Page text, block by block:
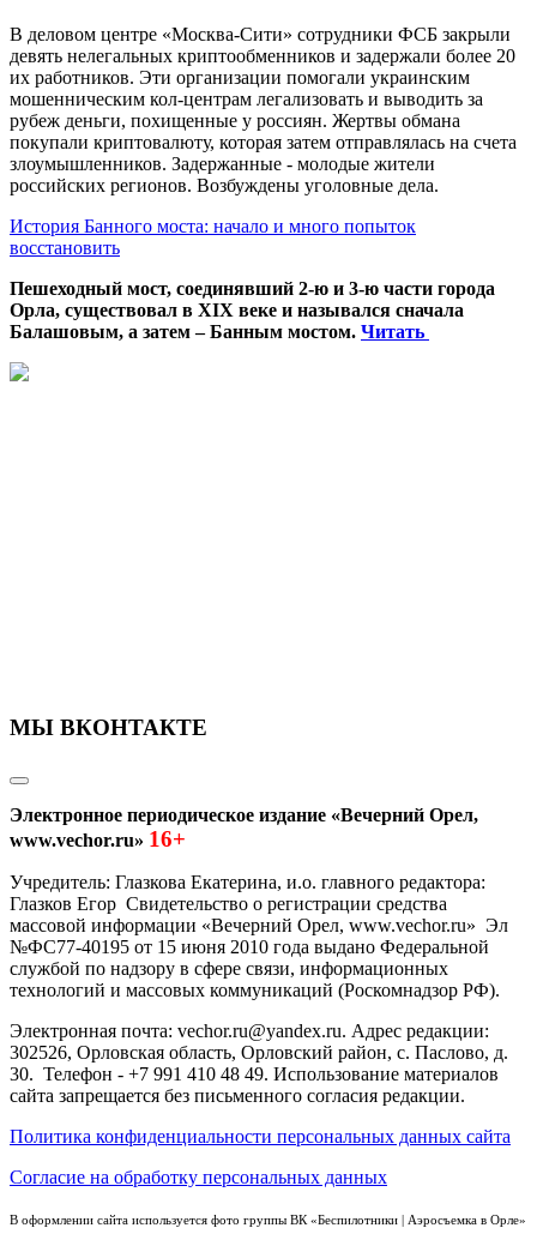
В деловом центре «Москва-Сити» сотрудники ФСБ закрыли
девять нелегальных криптообменников и задержали более 20
их работников. Эти организации помогали украинским
мошенническим кол-центрам легализовать и выводить за
рубеж деньги, похищенные у россиян. Жертвы обмана
покупали криптовалюту, которая затем отправлялась на счета
злоумышленников. Задержанные - молодые жители
российских регионов. Возбуждены уголовные дела.
История Банного моста: начало и много попыток
восстановить
Пешеходный мост, соединявший 2-ю и 3-ю части города
Орла, существовал в XIX веке и назывался сначала
Балашовым, а затем – Банным мостом. Читать
МЫ ВКОНТАКТЕ
Электронное периодическое издание «Вечерний Орел,
www.vechor.ru» 16+
Учредитель: Глазкова Екатерина, и.о. главного редактора:
Глазков Егор Свидетельство о регистрации средства
массовой информации «Вечерний Орел, www.vechor.ru» Эл
№ФС77-40195 от 15 июня 2010 года выдано Федеральной
службой по надзору в сфере связи, информационных
технологий и массовых коммуникаций (Роскомнадзор РФ).
Электронная почта: vechor.ru@yandex.ru. Адрес редакции:
302526, Орловская область, Орловский район, с. Паслово, д.
30. Телефон - +7 991 410 48 49. Использование материалов
сайта запрещается без письменного согласия редакции.
Политика конфиденциальности персональных данных сайта
Согласие на обработку персональных данных
В оформлении сайта используется фото группы ВК «Беспилотники | Аэросъемка в Орле»